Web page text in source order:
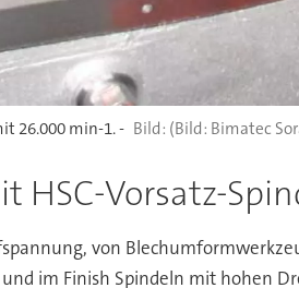
26.000 min-1. - (Bild: Bimatec
HSC-Vorsatz-
von
im Finish Spindeln mit hohen